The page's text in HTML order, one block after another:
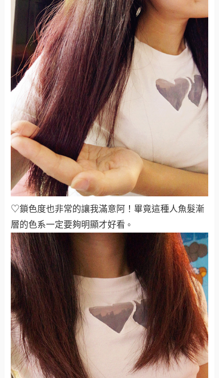
♡鎖色度也非常的讓我滿意阿！畢竟這種人魚髮漸
層的色系一定要夠明顯才好看 。